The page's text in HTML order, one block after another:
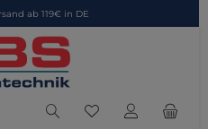
ab 119€ in DE
Du hast 0